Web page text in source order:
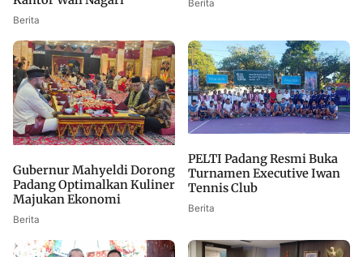
Berita
Berita
Gubernur Mahyeldi Dorong
Padang Optimalkan Kuliner
Majukan Ekonomi
Berita
PELTI Padang Resmi Buka
Turnamen Executive Iwan
Tennis Club
Berita